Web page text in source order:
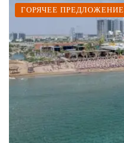
ГОРЯЧЕЕ ПРЕДЛОЖЕНИЕ